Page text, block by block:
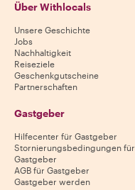
Über Withlocals
Unsere Geschichte
Jobs
Nachhaltigkeit
Reiseziele
Geschenkgutscheine
Partnerschaften
Gastgeber
Hilfecenter für Gastgeber
Stornierungsbedingungen für
Gastgeber
AGB für Gastgeber
Gastgeber werden